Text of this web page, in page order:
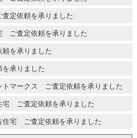
定依頼を承りました
ご査定依頼を承りました
を承りました
承りました
トマークス ご査定依頼を承りました
ご査定依頼を承りました
宅 ご査定依頼を承りました